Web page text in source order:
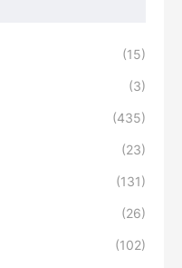
(15)
(3)
(435)
(23)
(131)
(26)
(102)